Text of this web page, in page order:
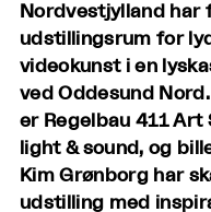
Nordvestjylland har
udstillingsrum for
videokunst i en
ved Oddesund
er Regelbau 411 Art
light & sound, og
Kim Grønborg har
udstilling med